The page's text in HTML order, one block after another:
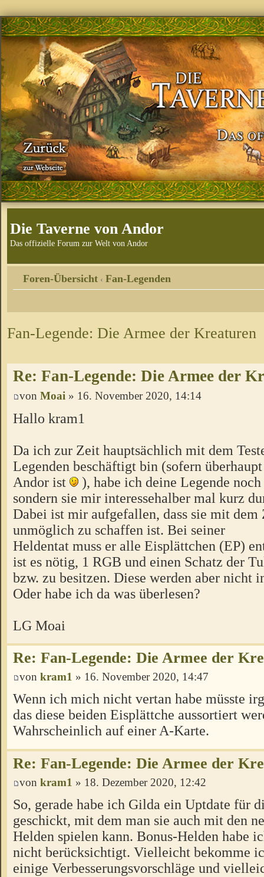
Die Taverne von Andor
Das offizielle Forum zur Welt von Andor
Foren-Übersicht ‹ Fan-Legenden
Fan-Legende: Die Armee der Kreaturen
Re: Fan-Legende: Die Armee der
von Moai » 16. November 2020, 14:14
Hallo kram1
Da ich zur Zeit hauptsächlich mit dem
Legenden beschäftigt bin (sofern
Andor ist
), habe ich deine Legende
sondern sie mir interessehalber mal kurz
Dabei ist mir aufgefallen, dass sie mit dem
unmöglich zu schaffen ist. Bei seiner
Heldentat muss er alle Eisplättchen (EP)
ist es nötig, 1 RGB und einen Schatz der
bzw. zu besitzen. Diese werden aber nicht
Oder habe ich da was überlesen?
LG Moai
Re: Fan-Legende: Die Armee der
von kram1 » 16. November 2020, 14:47
Wenn ich mich nicht vertan habe müsste
das diese beiden Eisplättche aussortiert
Wahrscheinlich auf einer A-Karte.
Re: Fan-Legende: Die Armee der
von kram1 » 18. Dezember 2020, 12:42
So, gerade habe ich Gilda ein Uptdate für
geschickt, mit dem man sie auch mit den
Helden spielen kann. Bonus-Helden habe
nicht berücksichtigt. Vielleicht bekomme
einige Verbesserungsvorschläge und